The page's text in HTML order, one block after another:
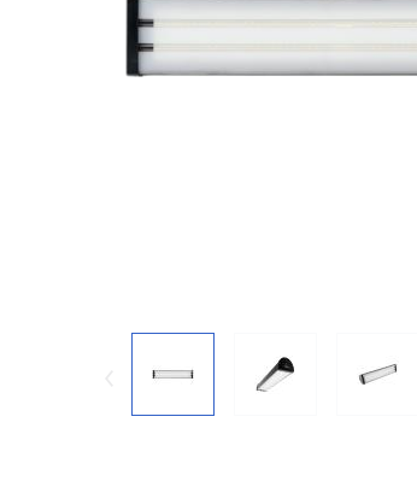
Беспроводные выключатели